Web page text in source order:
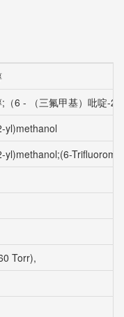
6 - （三氟甲基）吡啶-
yl)methanol
Torr),